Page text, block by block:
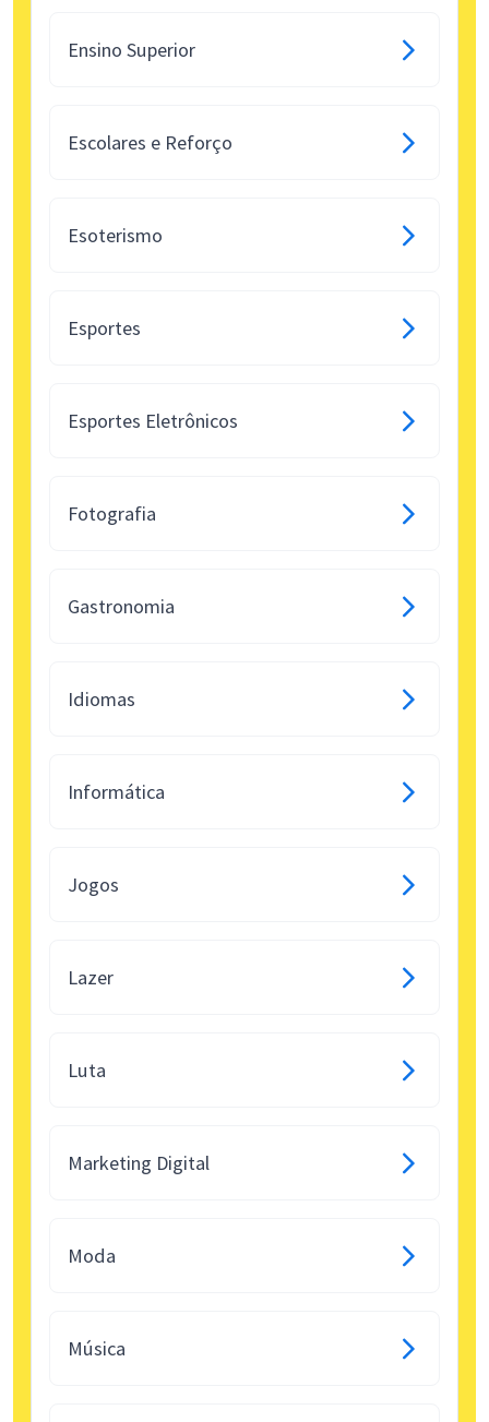
Ensino Superior
Escolares e Reforço
Esoterismo
Esportes
Esportes Eletrônicos
Fotografia
Gastronomia
Idiomas
Informática
Jogos
Lazer
Luta
Marketing Digital
Moda
Música